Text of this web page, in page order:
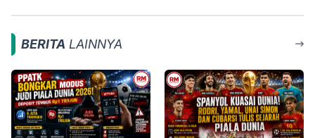
BERITA LAINNYA